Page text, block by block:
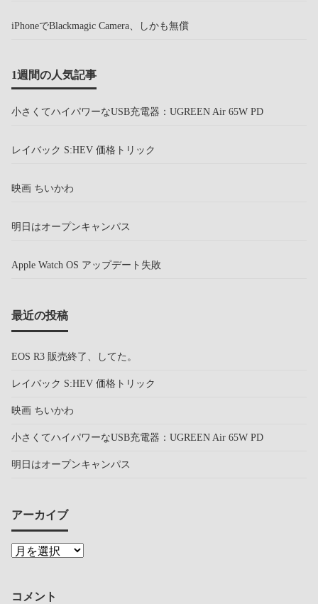
iPhoneでBlackmagic Camera、しかも無償
1週間の人気記事
小さくてハイパワーなUSB充電器：UGREEN Air 65W PD
レイバック S:HEV 価格トリック
映画 ちいかわ
明日はオープンキャンパス
Apple Watch OS アップデート失敗
最近の投稿
EOS R3 販売終了、してた。
レイバック S:HEV 価格トリック
映画 ちいかわ
小さくてハイパワーなUSB充電器：UGREEN Air 65W PD
明日はオープンキャンパス
アーカイブ
コメント